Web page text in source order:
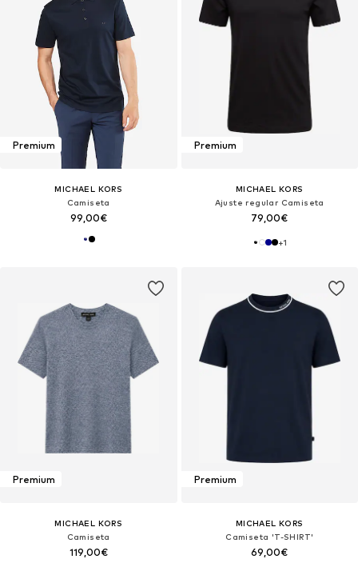
Premium
MICHAEL KORS
Camiseta
99,00€
Premium
MICHAEL KORS
Ajuste regular Camiseta
79,00€
+1
Premium
MICHAEL KORS
Camiseta
119,00€
Premium
MICHAEL KORS
Camiseta 'T-SHIRT'
69,00€